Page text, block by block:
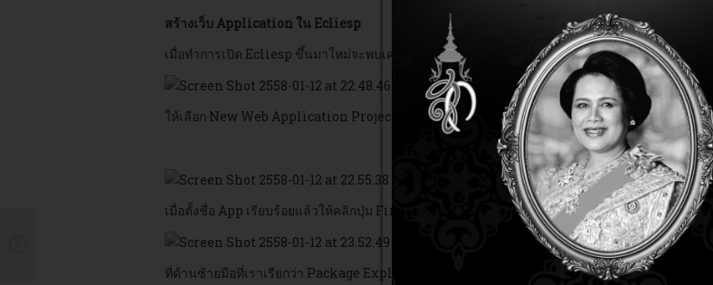
สร้างเว็บ Application ใน Ecliesp
เมื่อทำการเปิด Ecliesp ขึ้นมาใหม่จะพบเครื่องมือใหม่ที่แทบเครื่องมือ
ให้เลือก New Web Application Project Popupหน้าจอเพื่อกำหนดคุณสมบัติของProject
เมื่อตั้งชื่อ App เรียบร้อยแล้วให้คลิกปุ่ม Finish
ที่ด้านซ้ายมือที่เราเรียกว่า Package Explorer ให้เราเพิ่มไฟล์สำหรับทดสอบเว็บไซต์ลงไปด้วยการค